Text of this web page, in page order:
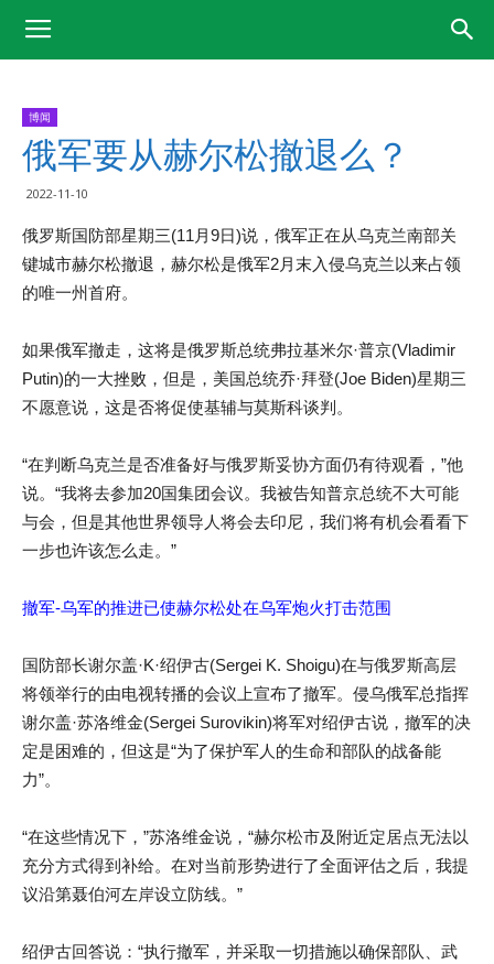
博闻
俄军要从赫尔松撤退么？
2022-11-10
俄罗斯国防部星期三(11月9日)说，俄军正在从乌克兰南部关
键城市赫尔松撤退，赫尔松是俄军2月末入侵乌克兰以来占领
的唯一州首府。
如果俄军撤走，这将是俄罗斯总统弗拉基米尔·普京(Vladimir
Putin)的一大挫败，但是，美国总统乔·拜登(Joe Biden)星期三
不愿意说，这是否将促使基辅与莫斯科谈判。
“在判断乌克兰是否准备好与俄罗斯妥协方面仍有待观看，”他
说。“我将去参加20国集团会议。我被告知普京总统不大可能
与会，但是其他世界领导人将会去印尼，我们将有机会看看下
一步也许该怎么走。”
撤军-乌军的推进已使赫尔松处在乌军炮火打击范围
国防部长谢尔盖·K·绍伊古(Sergei K. Shoigu)在与俄罗斯高层
将领举行的由电视转播的会议上宣布了撤军。侵乌俄军总指挥
谢尔盖·苏洛维金(Sergei Surovikin)将军对绍伊古说，撤军的决
定是困难的，但这是“为了保护军人的生命和部队的战备能
力”。
“在这些情况下，”苏洛维金说，“赫尔松市及附近定居点无法以
充分方式得到补给。在对当前形势进行了全面评估之后，我提
议沿第聂伯河左岸设立防线。”
绍伊古回答说：“执行撤军，并采取一切措施以确保部队、武